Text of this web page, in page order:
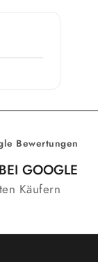
Bewertungen
GOOGLE
Käufern